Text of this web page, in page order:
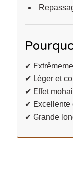
✔
✔ Léger et
✔ Effet
✔ Excellente
✔ Grande